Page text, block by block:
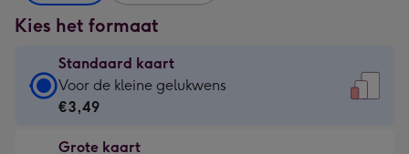
Kies het formaat
Standaard kaart
Standaard
kaart
€3,49
Voor de kleine gelukwens
€3,49
Grote kaart